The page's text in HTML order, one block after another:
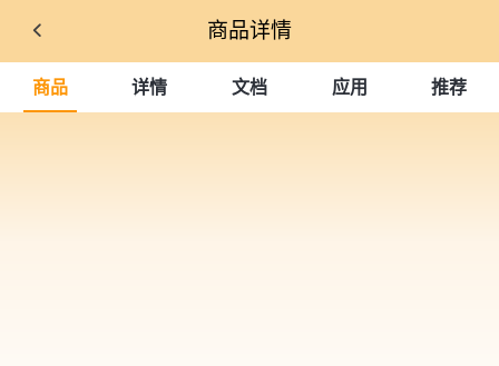
商品详情
商品 详情 文档 应用 推荐